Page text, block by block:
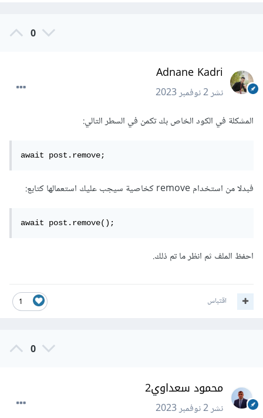
0
Adnane Kadri
نشر2 نوفمبر 2023
المشكلة في الكود الخاص بك تكمن في السطر التالي:
await post.remove;
فبدلا من استخدام remove كخاصية سيجب عليك استعمالها كتابع:
await post.remove();
احفظ الملف ثم انظر ما تم ذلك.
1 اقتباس
0
محمود سعداوي2
نشر2 نوفمبر 2023